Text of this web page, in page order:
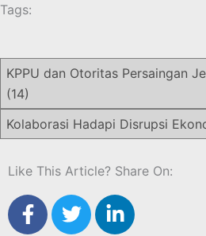
Tags:
KPPU dan Otoritas Persaingan
(14)
Kolaborasi Hadapi Disrupsi
Like This Article? Share On:
F
a
T
w
L
i